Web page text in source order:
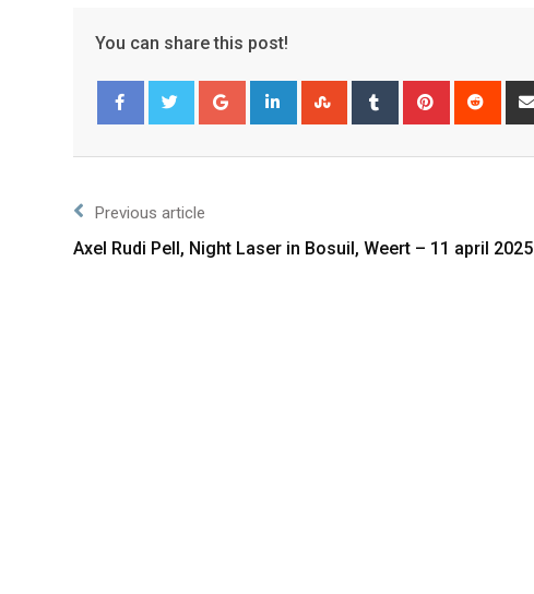
You can share this post!
Previous article
Axel Rudi Pell, Night Laser in Bosuil, Weert – 11 april 2025